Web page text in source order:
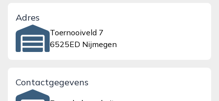
Adres
Toernooiveld 7
6525ED Nijmegen
Contactgegevens